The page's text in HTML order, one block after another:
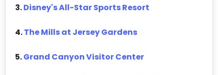
3.Disney's All-Star Sports Resort
4.The Mills at Jersey Gardens
5.Grand Canyon Visitor Center